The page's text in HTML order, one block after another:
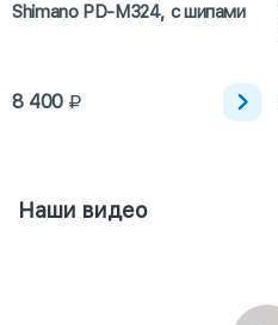
Shimano PD-M324, с шипами
8 400
Наши видео